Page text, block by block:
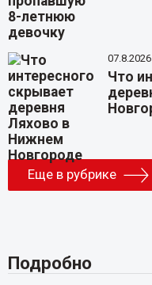
Что
Еще в рубрике
Подробно